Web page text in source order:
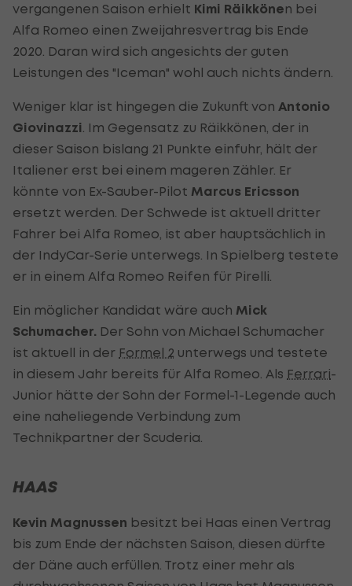
vergangenen Saison erhielt Kimi Räikkönen bei
Alfa Romeo einen Zweijahresvertrag bis Ende
2020. Daran wird sich angesichts der guten
Leistungen des "Iceman" wohl auch nichts ändern.
Weniger klar ist hingegen die Zukunft von Antonio
Giovinazzi. Im Gegensatz zu Räikkönen, der in
dieser Saison bislang 21 Punkte einfuhr, hält der
Italiener erst bei einem mageren Zähler. Er
könnte von Ex-Sauber-Pilot Marcus Ericsson
ersetzt werden. Der Schwede ist aktuell dritter
Fahrer bei Alfa Romeo, ist aber hauptsächlich in
der IndyCar-Serie unterwegs. In Spielberg testete
er in einem Alfa Romeo Reifen für Pirelli.
Ein möglicher Kandidat wäre auch Mick
Schumacher. Der Sohn von Michael Schumacher
ist aktuell in der Formel 2 unterwegs und testete
in diesem Jahr bereits für Alfa Romeo. Als Ferrari-
Junior hätte der Sohn der Formel-1-Legende auch
eine naheliegende Verbindung zum
Technikpartner der Scuderia.
HAAS
Kevin Magnussen besitzt bei Haas einen Vertrag
bis zum Ende der nächsten Saison, diesen dürfte
der Däne auch erfüllen. Trotz einer mehr als